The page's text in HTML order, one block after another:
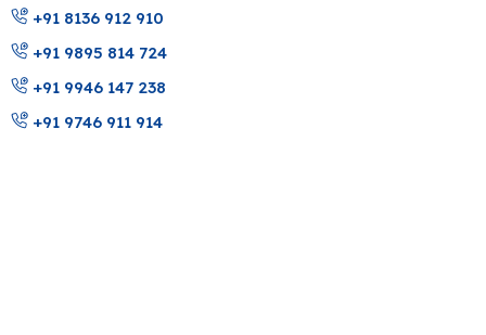
+91 8136 912 910
+91 9895 814 724
+91 9946 147 238
+91 9746 911 914